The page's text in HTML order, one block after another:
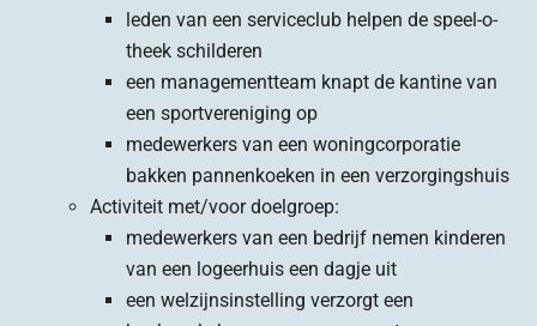
leden van een serviceclub helpen de speel-o-
theek schilderen
een managementteam knapt de kantine van
een sportvereniging op
medewerkers van een woningcorporatie
bakken pannenkoeken in een verzorgingshuis
Activiteit met/voor doelgroep:
medewerkers van een bedrijf nemen kinderen
van een logeerhuis een dagje uit
een welzijnsinstelling verzorgt een